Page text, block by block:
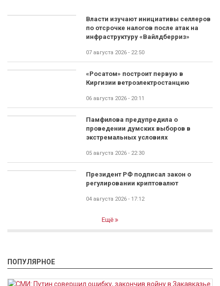
Власти изучают инициативы селлеров
по отсрочке налогов после атак на
инфраструктуру «Вайлдберриз»
07 августа 2026 - 22:50
«Росатом» построит первую в
Киргизии ветроэлектростанцию
06 августа 2026 - 20:11
Памфилова предупредила о
проведении думских выборов в
экстремальных условиях
05 августа 2026 - 22:30
Президент РФ подписал закон о
регулировании криптовалют
04 августа 2026 - 17:12
Ещё
ПОПУЛЯРНОЕ